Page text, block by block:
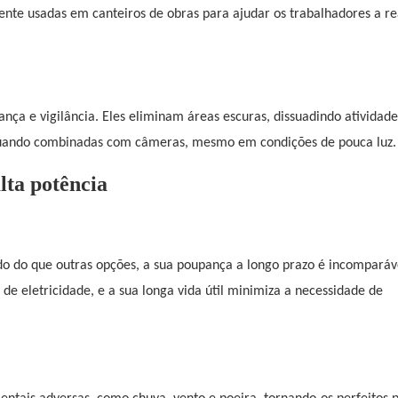
usadas em canteiros de obras para ajudar os trabalhadores a
e vigilância. Eles eliminam áreas escuras, dissuadindo
combinadas com câmeras, mesmo em condições de pouca luz.
potência
do que outras opções, a sua poupança a longo prazo é
eletricidade, e a sua longa vida útil minimiza a necessidade de